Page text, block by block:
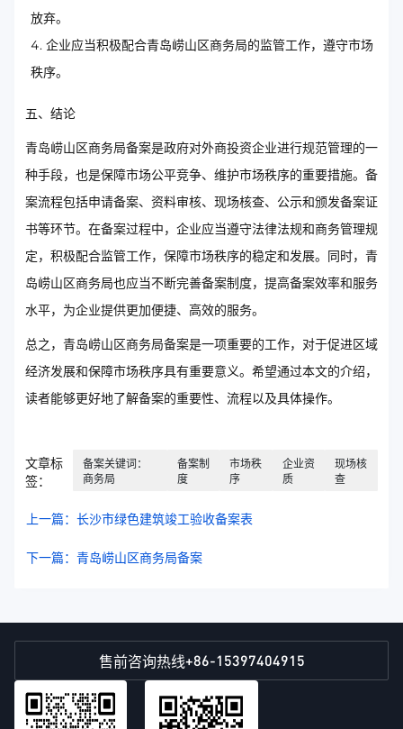
放弃。
企业应当积极配合青岛崂山区商务局的监管工作，遵守市场
秩序。
五、结论
青岛崂山区商务局备案是政府对外商投资企业进行规范管理的一
种手段，也是保障市场公平竞争、维护市场秩序的重要措施。备
案流程包括申请备案、资料审核、现场核查、公示和颁发备案证
书等环节。在备案过程中，企业应当遵守法律法规和商务管理规
定，积极配合监管工作，保障市场秩序的稳定和发展。同时，青
岛崂山区商务局也应当不断完善备案制度，提高备案效率和服务
水平，为企业提供更加便捷、高效的服务。
总之，青岛崂山区商务局备案是一项重要的工作，对于促进区域
经济发展和保障市场秩序具有重要意义。希望通过本文的介绍，
读者能够更好地了解备案的重要性、流程以及具体操作。
文章标
签：
备案关键词：
商务局
备案制
度
市场秩
序
企业资
质
现场核
查
上一篇：长沙市绿色建筑竣工验收备案表
下一篇：青岛崂山区商务局备案
售前咨询热线+86-15397404915